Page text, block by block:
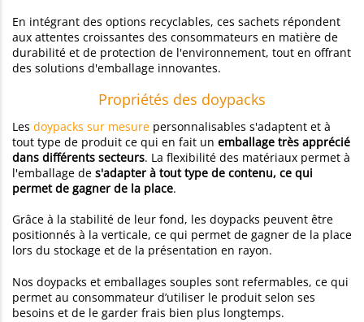
En intégrant des options recyclables, ces sachets répondent
aux attentes croissantes des consommateurs en matière de
durabilité et de protection de l'environnement, tout en offrant
des solutions d'emballage innovantes.
Propriétés des doypacks
Les doypacks sur mesure personnalisables s'adaptent et à
tout type de produit ce qui en fait un emballage très apprécié
dans différents secteurs. La flexibilité des matériaux permet à
l'emballage de s'adapter à tout type de contenu, ce qui
permet de gagner de la place.
Grâce à la stabilité de leur fond, les doypacks peuvent être
positionnés à la verticale, ce qui permet de gagner de la place
lors du stockage et de la présentation en rayon.
Nos doypacks et emballages souples sont refermables, ce qui
permet au consommateur d’utiliser le produit selon ses
besoins et de le garder frais bien plus longtemps.